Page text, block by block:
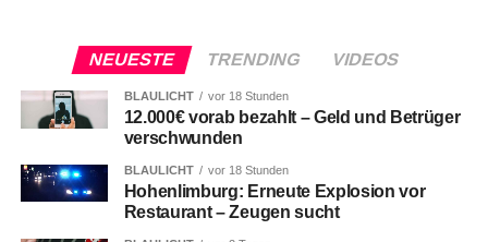
NEUESTE TRENDING VIDEOS
BLAULICHT vor 18 Stunden
12.000€ vorab bezahlt – Geld und Betrüger
verschwunden
BLAULICHT vor 18 Stunden
Hohenlimburg: Erneute Explosion vor
Restaurant – Zeugen sucht